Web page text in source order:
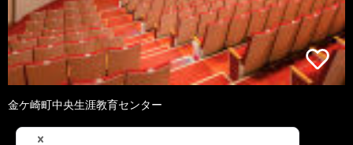
金ケ崎町中央生涯教育センター